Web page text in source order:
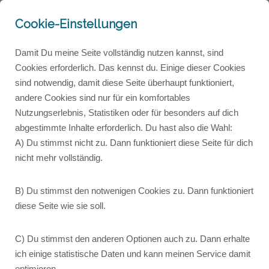
Cookie-Einstellungen
Damit Du meine Seite vollständig nutzen kannst, sind
Cookies erforderlich. Das kennst du. Einige dieser Cookies
sind notwendig, damit diese Seite überhaupt funktioniert,
andere Cookies sind nur für ein komfortables
Nutzungserlebnis, Statistiken oder für besonders auf dich
abgestimmte Inhalte erforderlich. Du hast also die Wahl:
A) Du stimmst nicht zu. Dann funktioniert diese Seite für dich
nicht mehr vollständig.
B) Du stimmst den notwenigen Cookies zu. Dann funktioniert
diese Seite wie sie soll.
C) Du stimmst den anderen Optionen auch zu. Dann erhalte
ich einige statistische Daten und kann meinen Service damit